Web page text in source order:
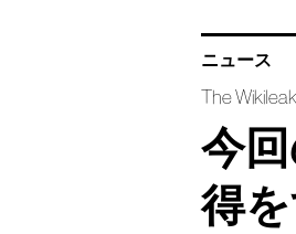
ニュース
The
今
得